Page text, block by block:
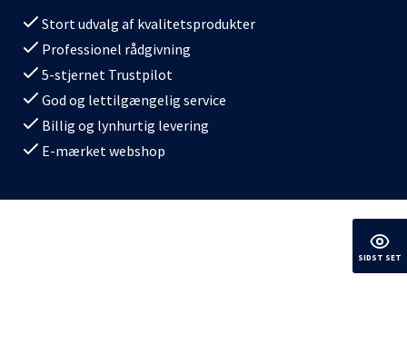
Stort udvalg af kvalitetsprodukter
Professionel rådgivning
5-stjernet Trustpilot
God og lettilgængelig service
Billig og lynhurtig levering
E-mærket webshop
SIDST SET